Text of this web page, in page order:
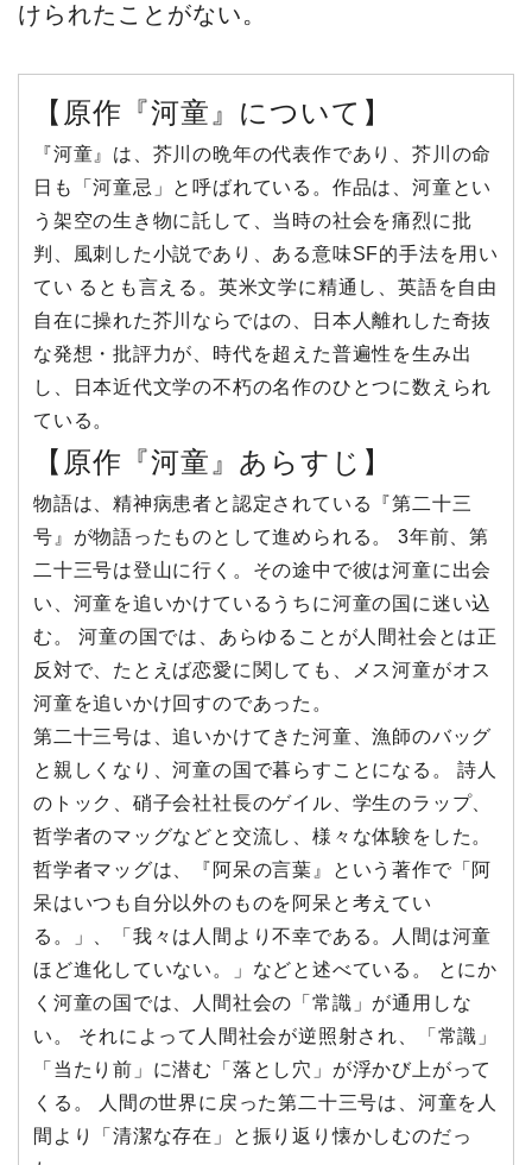
けられたことがない。
【原作『河童』について】
『河童』は、芥川の晩年の代表作であり、芥川の命
日も「河童忌」と呼ばれている。作品は、河童とい
う架空の生き物に託して、当時の社会を痛烈に批
判、風刺した小説であり、ある意味SF的手法を用い
てい るとも言える。英米文学に精通し、英語を自由
自在に操れた芥川ならではの、日本人離れした奇抜
な発想・批評力が、時代を超えた普遍性を生み出
し、日本近代文学の不朽の名作のひとつに数えられ
ている。
【原作『河童』あらすじ】
物語は、精神病患者と認定されている『第二十三
号』が物語ったものとして進められる。 3年前、第
二十三号は登山に行く。その途中で彼は河童に出会
い、河童を追いかけているうちに河童の国に迷い込
む。 河童の国では、あらゆることが人間社会とは正
反対で、たとえば恋愛に関しても、メス河童がオス
河童を追いかけ回すのであった。
第二十三号は、追いかけてきた河童、漁師のバッグ
と親しくなり、河童の国で暮らすことになる。 詩人
のトック、硝子会社社長のゲイル、学生のラップ、
哲学者のマッグなどと交流し、様々な体験をした。
哲学者マッグは、『阿呆の言葉』という著作で「阿
呆はいつも自分以外のものを阿呆と考えてい
る。」、「我々は人間より不幸である。人間は河童
ほど進化していない。」などと述べている。 とにか
く河童の国では、人間社会の「常識」が通用しな
い。 それによって人間社会が逆照射され、「常識」
「当たり前」に潜む「落とし穴」が浮かび上がって
くる。 人間の世界に戻った第二十三号は、河童を人
間より「清潔な存在」と振り返り懐かしむのだっ